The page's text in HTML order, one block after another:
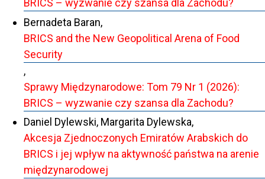
BRICS – wyzwanie czy szansa dla Zachodu?
Bernadeta Baran,
BRICS and the New Geopolitical Arena of Food
Security
,
Sprawy Międzynarodowe: Tom 79 Nr 1 (2026):
BRICS – wyzwanie czy szansa dla Zachodu?
Daniel Dylewski, Margarita Dylewska,
Akcesja Zjednoczonych Emiratów Arabskich do
BRICS i jej wpływ na aktywność państwa na arenie
międzynarodowej